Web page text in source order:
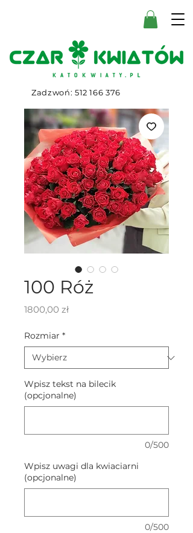
Zadzwoń: 512 166 376
100 Róż
1800,00 złCena
Rozmiar *
Wpisz tekst na bilecik
(opcjonalne)
0/500
Wpisz uwagi dla kwiaciarni
(opcjonalne)
0/500